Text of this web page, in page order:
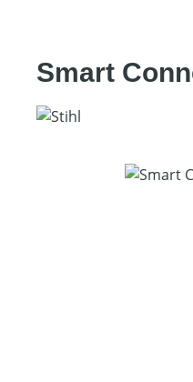
Smart
Bildergalerie überspringen